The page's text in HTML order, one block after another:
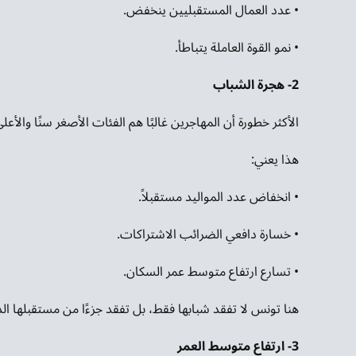
• عدد العمال المستقبليين ينخفض.
• نمو القوة العاملة يتباطأ.
2- هجرة
الشباب
الأكثر خطورة أن المهاجرين غالبًا هم الفئات الأصغر سنًا
هذا يعني:
• انخفاض عدد المواليد مستقبلاً.
• خسارة دافعي الضرائب الاشتراكات.
• تسارع ارتفاع متوسط عمر السكان.
هنا تونس لا تفقد شبابها فقط، بل تفقد جزءًا من مستقبلها
3- ارتفاع متوسط العمر